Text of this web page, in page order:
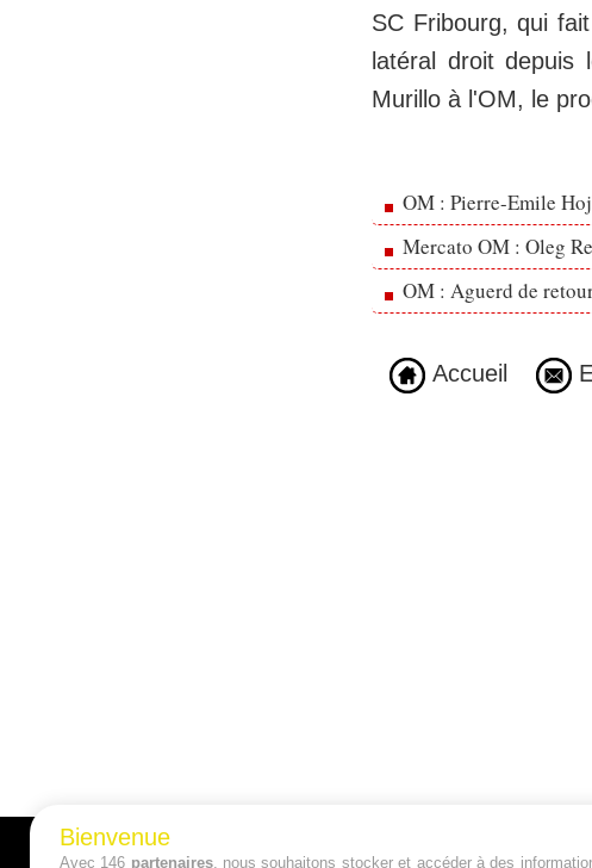
SC Fribourg, qui
latéral droit depuis
Murillo à l'OM, le
OM : Pierre-Emile
Mercato OM : Oleg
OM : Aguerd de
Accueil
Bienvenue
Avec 146 partenaires, nous souhaitons stocker et accéder à des